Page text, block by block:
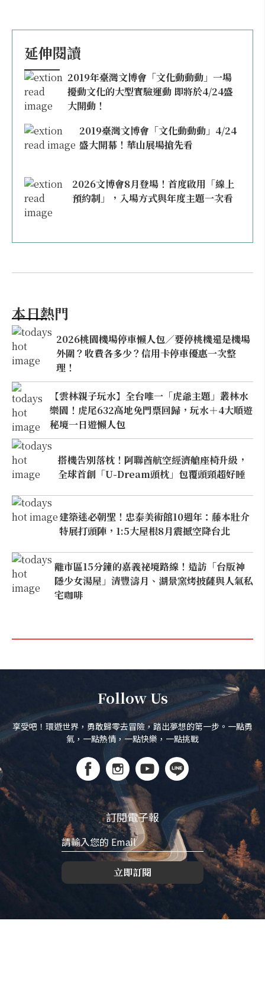
延伸閱讀
2019年臺灣文博會「文化動動動」一場
擾動文化的大型實驗運動 即將於4/24盛
大開動！
2019臺灣文博會「文化動動動」4/24
盛大開幕！華山展場搶先看
2026文博會8月登場！首度啟用「線上
預約制」，入場方式與年度主題一次看
本日熱門
2026桃園機場停車懶人包／要停桃機還是機場
外圍？收費各多少？信用卡停車優惠一次整
理！
【雲林親子玩水】全台唯一「虎爺主題」叢林水
樂園！虎尾632高地免門票回歸，玩水＋4大順遊
秘境一日遊懶人包
搭機告別落枕！阿聯酋航空經濟艙座椅升級，
全球首創「U-Dream頭枕」包覆頭頸超好睡
建築迷必朝聖！忠泰美術館10週年：藤本壯介
特展打頭陣，1:5大屋根8月震撼空降台北
離市區15分鐘的嘉義祕境路線！造訪「台版神
隱少女湯屋」清豐濤月、湖景窯烤披薩與人氣私
宅咖啡
Follow Us
享受吧！環遊世界，勇敢歸零去冒險，踏出夢想的第一步。一點勇
氣，一點熱情，一點快樂，一點挑戰
訂閱電子報
立即訂閱